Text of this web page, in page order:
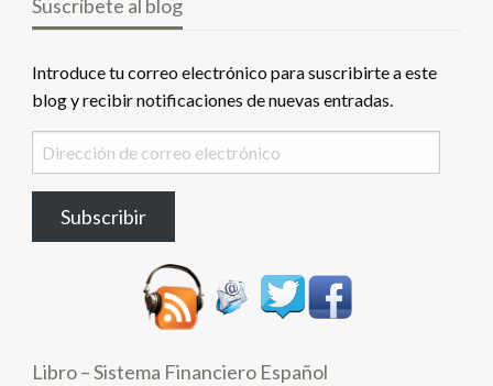
Suscríbete al blog
Introduce tu correo electrónico para suscribirte a este
blog y recibir notificaciones de nuevas entradas.
Dirección
de
electrónico
Subscribir
Libro – Sistema Financiero Español